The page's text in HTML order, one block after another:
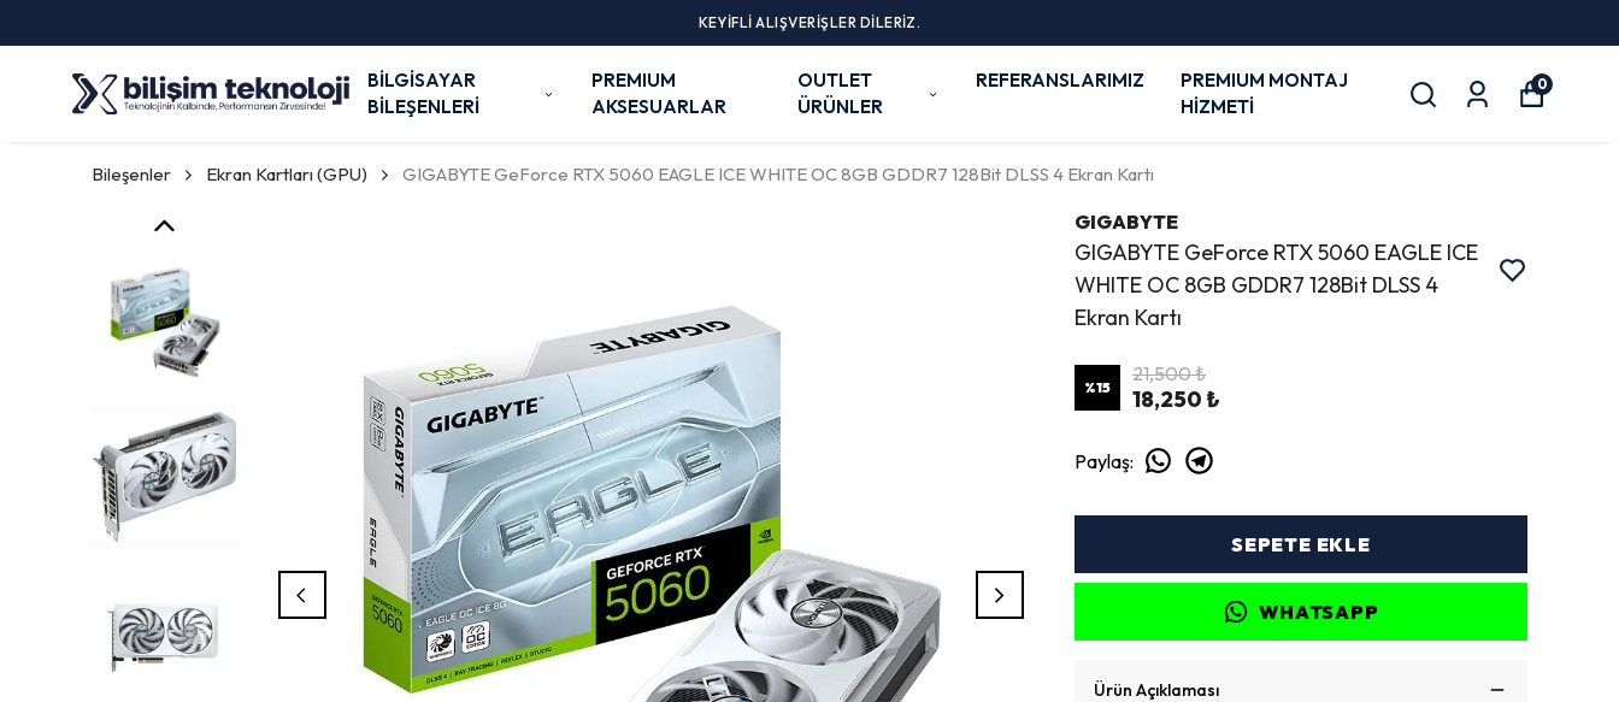
KEYİFLİ ALIŞVERİŞLER DİLERİZ.
BİLGİSAYAR
BİLEŞENLERİ
PREMIUM
AKSESUARLAR
OUTLET
ÜRÜNLER
REFERANSLARIMIZ
PREMIUM MONTAJ
HİZMETİ
0
Bileşenler Ekran Kartları (GPU) GIGABYTE GeForce RTX 5060 EAGLE ICE WHITE OC 8GB GDDR7 128Bit DLSS 4 Ekran Kartı
GIGABYTE
GIGABYTE GeForce RTX 5060 EAGLE ICE
WHITE OC 8GB GDDR7 128Bit DLSS 4
Ekran Kartı
%15
21,500 ₺
18,250 ₺
Paylaş:
SEPETE EKLE
WHATSAPP
Ürün Açıklaması